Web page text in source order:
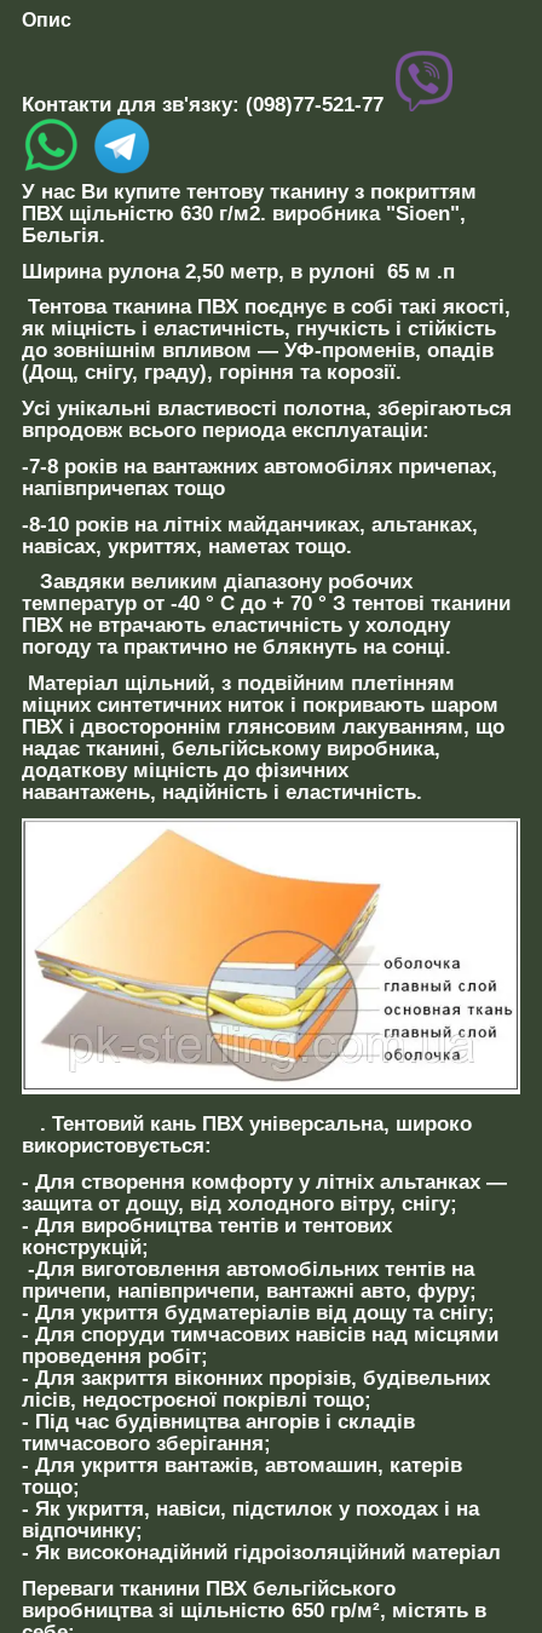
Опис
Контакти для зв'язку: (098)77-521-77
У нас Ви купите тентову тканинуз покриттям
ПВХ щільністю 630 г/м2. виробника "Sioen",
Бельгія.
Ширинарулона 2,50 метр, в рулоні 65 м .п
Тентова тканина ПВХ поєднує в собі такі якості,
як міцність і еластичність, гнучкість і стійкість
до зовнішнім впливом — УФ-променів, опадів
(Дощ, снігу, граду), горіння та корозії.
Усі унікальні властивості полотна, зберігаються
впродовж всього периода експлуатаціи:
-7-8 років на вантажних автомобілях причепах,
напівпричепах тощо
-8-10 років на літніх майданчиках, альтанках,
навісах, укриттях, наметах тощо.
Завдяки великим діапазонуробочих
температур от -40 ° С до + 70 ° З тентові тканини
ПВХ не втрачають еластичність у холодну
погоду та практично не блякнуть на сонці.
Матеріал щільний, з подвійним плетінням
міцних синтетичних ниток і покривають шаром
ПВХ і двостороннім глянсовим лакуванням, що
надає тканині, бельгійському виробника,
додаткову міцність до фізичних
навантажень, надійність і еластичність.
. Тентовий кань ПВХ універсальна, широко
використовується:
- Для створення комфорту у літніх альтанках —
защита от дощу, від холодного вітру, снігу;
- Для виробництва тентів и тентових
конструкцій;
-Для виготовлення автомобільних тентів на
причепи, напівпричепи, вантажні авто, фуру;
- Для укриття будматеріалів від дощу та снігу;
- Для споруди тимчасових навісів над місцями
проведення робіт;
- Для закриття віконних прорізів, будівельних
лісів, недостроєної покрівлі тощо;
- Під час будівництва ангорів і складів
тимчасового зберігання;
- Для укриття вантажів, автомашин, катерів
тощо;
- Як укриття, навіси, підстилок у походах і на
відпочинку;
- Як високонадійний гідроізоляційний матеріал
Переваги тканини ПВХ бельгійського
виробництва зі щільністю 650 гр/м², містять в